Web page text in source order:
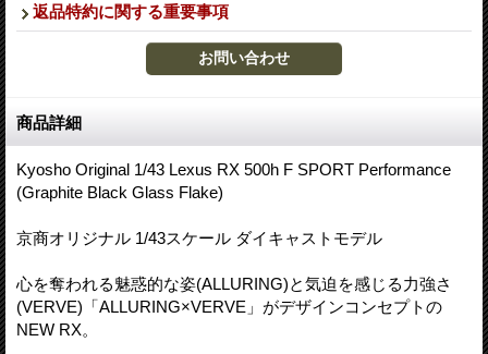
返品特約に関する重要事項
商品詳細
Kyosho Original 1/43 Lexus RX 500h F SPORT Performance
(Graphite Black Glass Flake)
京商オリジナル 1/43スケール ダイキャストモデル
心を奪われる魅惑的な姿(ALLURING)と気迫を感じる力強さ
(VERVE)「ALLURING×VERVE」がデザインコンセプトの
NEW RX。